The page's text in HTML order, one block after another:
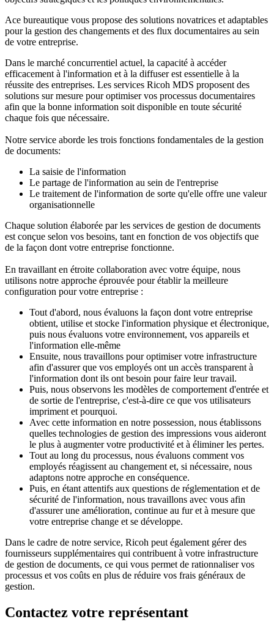
Ace bureautique vous propose des solutions novatrices et adaptables
pour la gestion des changements et des flux documentaires au sein
de votre entreprise.
Dans le marché concurrentiel actuel, la capacité à accéder
efficacement à l'information et à la diffuser est essentielle à la
réussite des entreprises. Les services Ricoh MDS proposent des
solutions sur mesure pour optimiser vos processus documentaires
afin que la bonne information soit disponible en toute sécurité
chaque fois que nécessaire.
Notre service aborde les trois fonctions fondamentales de la gestion
de documents:
La saisie de l'information
Le partage de l'information au sein de l'entreprise
Le traitement de l'information de sorte qu'elle offre une valeur
organisationnelle
Chaque solution élaborée par les services de gestion de documents
est conçue selon vos besoins, tant en fonction de vos objectifs que
de la façon dont votre entreprise fonctionne.
En travaillant en étroite collaboration avec votre équipe, nous
utilisons notre approche éprouvée pour établir la meilleure
configuration pour votre entreprise :
Tout d'abord, nous évaluons la façon dont votre entreprise
obtient, utilise et stocke l'information physique et électronique,
puis nous évaluons votre environnement, vos appareils et
l'information elle-même
Ensuite, nous travaillons pour optimiser votre infrastructure
afin d'assurer que vos employés ont un accès transparent à
l'information dont ils ont besoin pour faire leur travail.
Puis, nous observons les modèles de comportement d'entrée et
de sortie de l'entreprise, c'est-à-dire ce que vos utilisateurs
impriment et pourquoi.
Avec cette information en notre possession, nous établissons
quelles technologies de gestion des impressions vous aideront
le plus à augmenter votre productivité et à éliminer les pertes.
Tout au long du processus, nous évaluons comment vos
employés réagissent au changement et, si nécessaire, nous
adaptons notre approche en conséquence.
Puis, en étant attentifs aux questions de réglementation et de
sécurité de l'information, nous travaillons avec vous afin
d'assurer une amélioration, continue au fur et à mesure que
votre entreprise change et se développe.
Dans le cadre de notre service, Ricoh peut également gérer des
fournisseurs supplémentaires qui contribuent à votre infrastructure
de gestion de documents, ce qui vous permet de rationnaliser vos
processus et vos coûts en plus de réduire vos frais généraux de
gestion.
Contactez votre représentant